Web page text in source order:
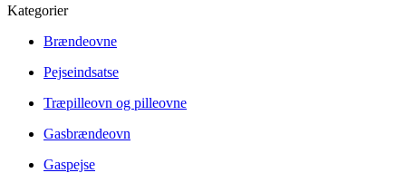
Kategorier
Brændeovne
Pejseindsatse
Træpilleovn og pilleovne
Gasbrændeovn
Gaspejse